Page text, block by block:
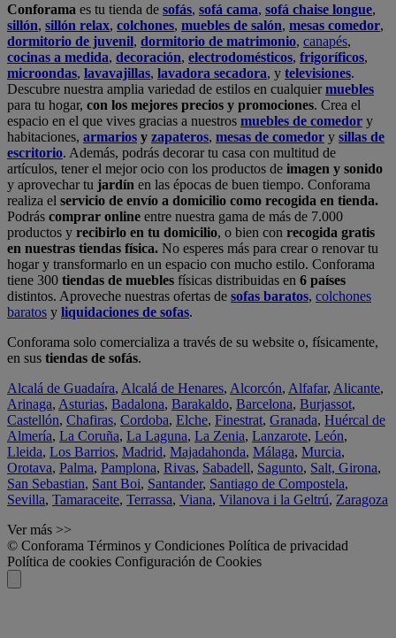
Conforama es tu tienda de sofás, sofá cama, sofá chaise longue,
sillón, sillón relax, colchones, muebles de salón, mesas comedor,
dormitorio de juvenil, dormitorio de matrimonio, canapés,
cocinas a medida, decoración, electrodomésticos, frigoríficos,
microondas, lavavajillas, lavadora secadora, y televisiones.
Descubre nuestra amplia variedad de estilos en cualquiermuebles
para tu hogar, con los mejores precios y promociones. Crea el
espacio en el que vives gracias a nuestros muebles de comedor y
habitaciones, armarios y zapateros, mesas de comedor y sillas de
escritorio. Además, podrás decorar tu casa con multitud de
artículos, tener el mejor ocio con los productos de imagen y sonido
y aprovechar tu jardín en las épocas de buen tiempo. Conforama
realiza el servicio de envío a domicilio como recogida en tienda.
Podrás comprar online entre nuestra gama de más de 7.000
productos y recibirlo en tu domicilio, o bien con recogida gratis
en nuestras tiendas física. No esperes más para crear o renovar tu
hogar y transformarlo en un espacio con mucho estilo. Conforama
tiene 300 tiendas de muebles físicas distribuidas en 6 países
distintos. Aproveche nuestras ofertas de sofas baratos, colchones
baratos y liquidaciones de sofas.
Conforama solo comercializa a través de su website o, físicamente,
en sus tiendas de sofás.
Alcalá de Guadaíra, Alcalá de Henares, Alcorcón, Alfafar, Alicante,
Arinaga, Asturias, Badalona, Barakaldo, Barcelona, Burjassot,
Castellón, Chafiras, Cordoba, Elche, Finestrat, Granada, Huércal de
Almería, La Coruña, La Laguna, La Zenia, Lanzarote, León,
Lleida, Los Barrios, Madrid, Majadahonda, Málaga, Murcia,
Orotava, Palma, Pamplona, Rivas, Sabadell, Sagunto, Salt, Girona,
San Sebastian, Sant Boi, Santander, Santiago de Compostela,
Sevilla, Tamaraceite, Terrassa, Viana, Vilanova i la Geltrú, Zaragoza
Ver más >>
© Conforama Términos y Condiciones Política de privacidad
Política de cookies Configuración de Cookies